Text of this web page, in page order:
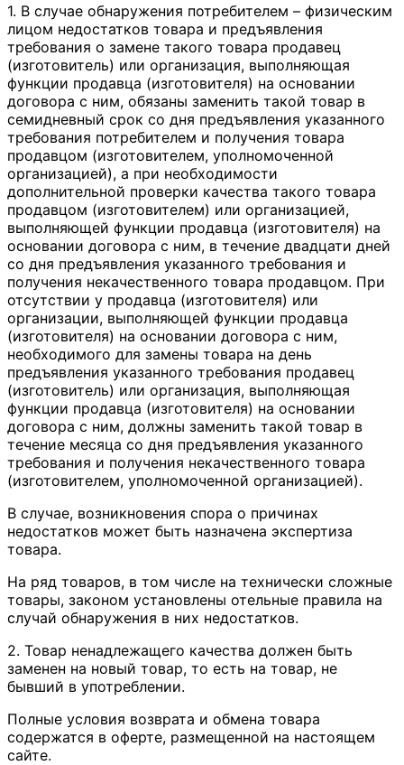
1. В случае обнаружения потребителем – физическим
лицом недостатков товара и предъявления
требования о замене такого товара продавец
(изготовитель) или организация, выполняющая
функции продавца (изготовителя) на основании
договора с ним, обязаны заменить такой товар в
семидневный срок со дня предъявления указанного
требования потребителем и получения товара
продавцом (изготовителем, уполномоченной
организацией), а при необходимости
дополнительной проверки качества такого товара
продавцом (изготовителем) или организацией,
выполняющей функции продавца (изготовителя) на
основании договора с ним, в течение двадцати дней
со дня предъявления указанного требования и
получения некачественного товара продавцом. При
отсутствии у продавца (изготовителя) или
организации, выполняющей функции продавца
(изготовителя) на основании договора с ним,
необходимого для замены товара на день
предъявления указанного требования продавец
(изготовитель) или организация, выполняющая
функции продавца (изготовителя) на основании
договора с ним, должны заменить такой товар в
течение месяца со дня предъявления указанного
требования и получения некачественного товара
(изготовителем, уполномоченной организацией).
В случае, возникновения спора о причинах
недостатков может быть назначена экспертиза
товара.
На ряд товаров, в том числе на технически сложные
товары, законом установлены отельные правила на
случай обнаружения в них недостатков.
2. Товар ненадлежащего качества должен быть
заменен на новый товар, то есть на товар, не
бывший в употреблении.
Полные условия возврата и обмена товара
содержатся в оферте, размещенной на настоящем
сайте.